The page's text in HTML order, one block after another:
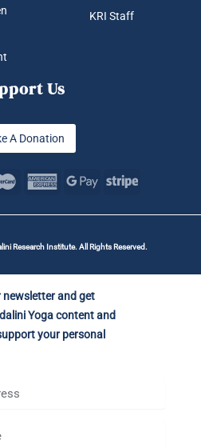
KRI Staff
Us
A Donation
Research Institute. All Rights Reserved.
newsletter and get
Yoga content and
your personal